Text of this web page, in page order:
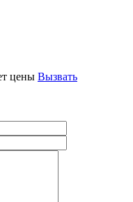
цены Вызвать